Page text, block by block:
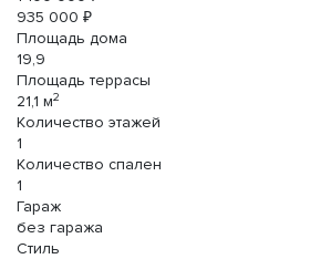
935 000 ₽
Площадь дома
19,9
Площадь террасы
21,1 м2
Количество этажей
1
Количество спален
1
Гараж
без гаража
Стиль